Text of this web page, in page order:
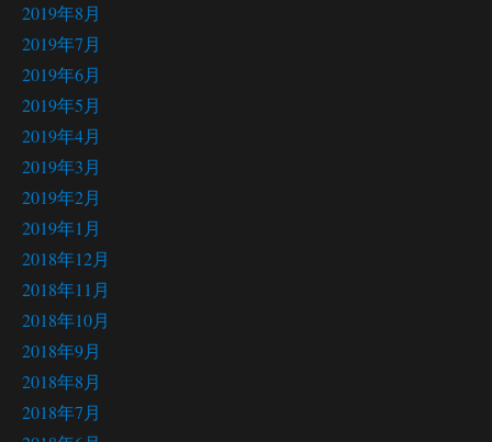
2019年8月
2019年7月
2019年6月
2019年5月
2019年4月
2019年3月
2019年2月
2019年1月
2018年12月
2018年11月
2018年10月
2018年9月
2018年8月
2018年7月